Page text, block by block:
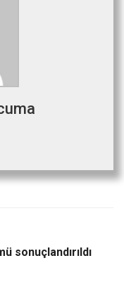
sonuçlandırıldı